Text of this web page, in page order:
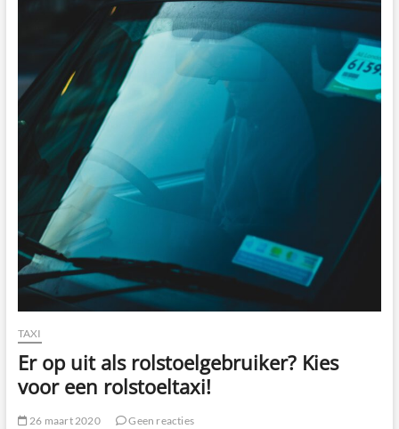
TAXI
Er op uit als rolstoelgebruiker? Kies
voor een rolstoeltaxi!
26 maart 2020 Geen reacties